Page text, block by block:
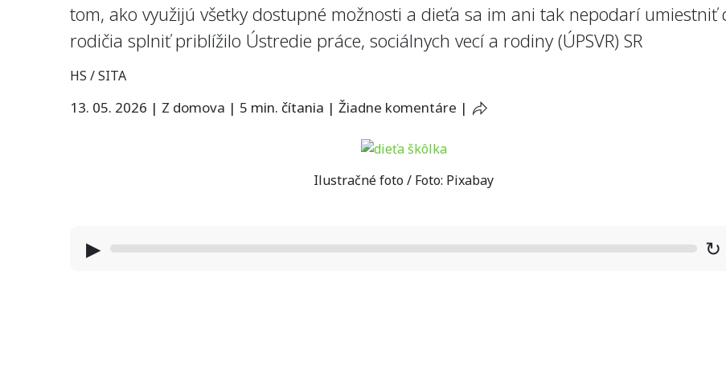
tom, ako využijú všetky dostupné možnosti a dieťa sa im ani tak nepodarí umiestniť
rodičia splniť priblížilo Ústredie práce, sociálnych vecí a rodiny (ÚPSVR) SR
HS / SITA
13. 05. 2026 | Z domova | 5 min. čítania | Žiadne komentáre |
Ilustračné foto / Foto: Pixabay
▶ ↻